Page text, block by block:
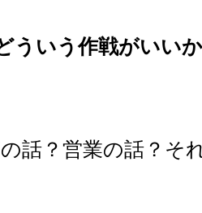
いう作戦がいい
話？営業の話？そ